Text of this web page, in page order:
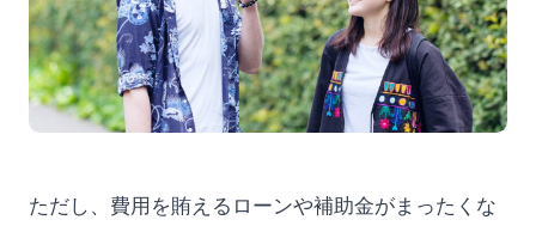
ただし、費用を賄えるローンや補助金がまったくな